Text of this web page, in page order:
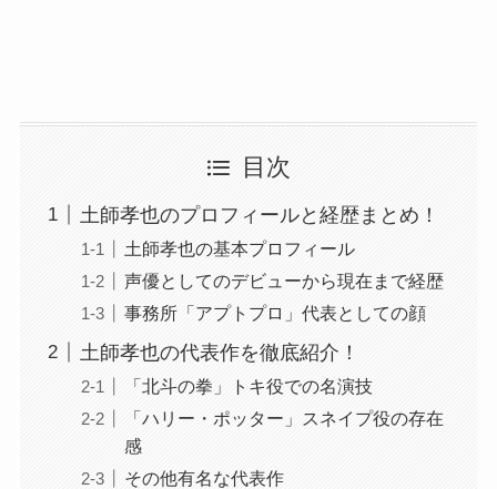
目次
土師孝也のプロフィールと経歴まとめ！
土師孝也の基本プロフィール
声優としてのデビューから現在まで経歴
事務所「アプトプロ」代表としての顔
土師孝也の代表作を徹底紹介！
「北斗の拳」トキ役での名演技
「ハリー・ポッター」スネイプ役の存在
感
その他有名な代表作